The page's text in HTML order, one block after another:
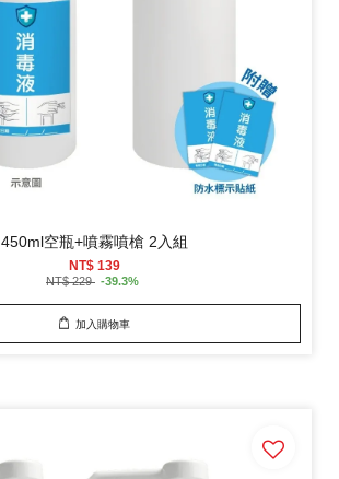
450ml空瓶+噴霧噴槍 2入組
NT$ 139
NT$ 229 -39.3%
加入購物車